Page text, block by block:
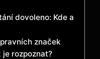
dovoleno: Kde a
značek
je rozpoznat?